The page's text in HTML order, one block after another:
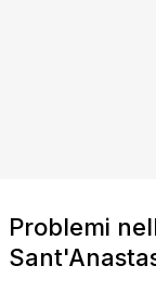
Problemi